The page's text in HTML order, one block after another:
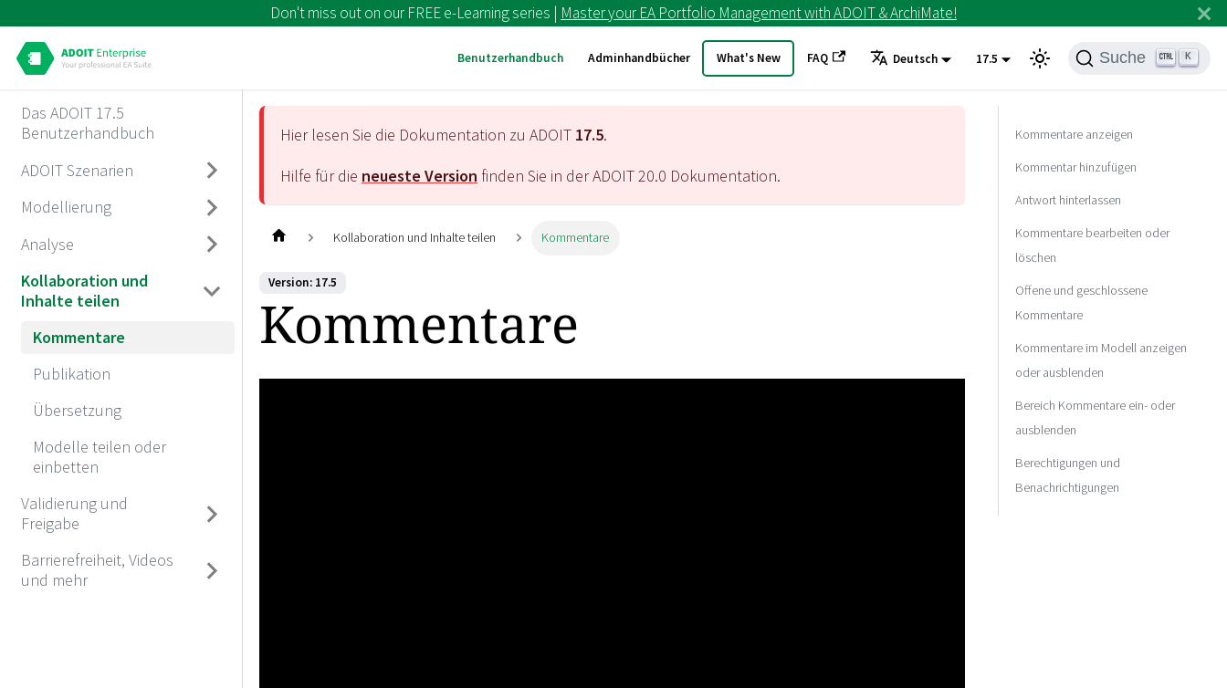
Don't miss out on our FREE e-Learning series | Master your EA Portfolio Management with ADOIT & ArchiMate!
Benutzerhandbuch Adminhandbücher What's New FAQ Deutsch 17.5 Suche K
Das ADOIT 17.5
Benutzerhandbuch
ADOIT Szenarien
Modellierung
Analyse
Kollaboration und
Inhalte teilen
Kommentare
Publikation
Übersetzung
Modelle teilen oder
einbetten
Validierung und
Freigabe
Barrierefreiheit, Videos
und mehr
Hier lesen Sie die Dokumentation zu ADOIT 17.5.
Hilfe für die neueste Version finden Sie in der ADOIT20.0 Dokumentation.
Kollaboration und Inhalte teilen Kommentare
Version: 17.5
Kommentare
Kommentare anzeigen
Kommentar hinzufügen
Antwort hinterlassen
Kommentare bearbeiten oder
löschen
Offene und geschlossene
Kommentare
Kommentare im Modell anzeigen
oder ausblenden
Bereich Kommentare ein- oder
ausblenden
Berechtigungen und
Benachrichtigungen